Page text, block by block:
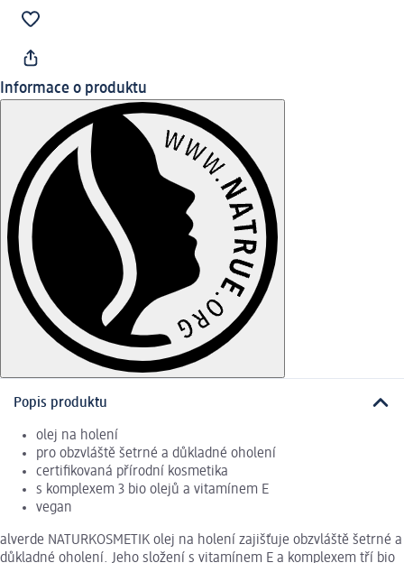
Informace o produktu
Popis produktu
olej na holení
pro obzvláště šetrné a důkladné oholení
certifikovaná přírodní kosmetika
s komplexem 3 bio olejů a vitamínem E
vegan
alverde NATURKOSMETIK olej na holení zajišťuje obzvláště šetrné a
důkladné oholení. Jeho složení s vitamínem E a komplexem tří bio